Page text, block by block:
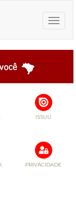
Toggle
ISSUU
PRIVACIDADE